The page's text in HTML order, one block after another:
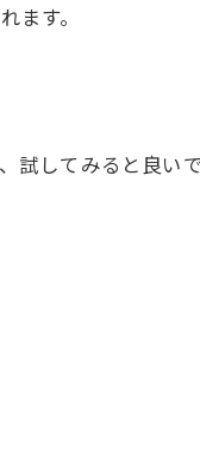
す。
してみると良いで